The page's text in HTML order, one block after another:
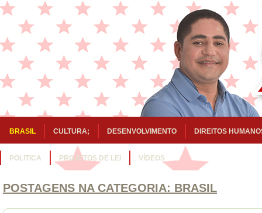
BRASIL CULTURA; DESENVOLVIMENTO DIREITOS
POLITICA PROJETOS DE LEI VÍDEOS
POSTAGENS NA CATEGORIA: BRASIL